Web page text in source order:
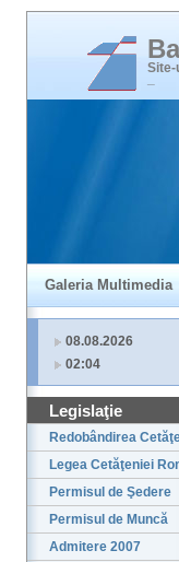
Site-
Galeria Multimedia
08.08.2026
02:04
Legislaţie
Redobândirea
Legea Cetăţeniei
Permisul de Şedere
Permisul de Muncă
Admitere 2007